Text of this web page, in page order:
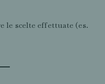
le scelte effettuate (es.